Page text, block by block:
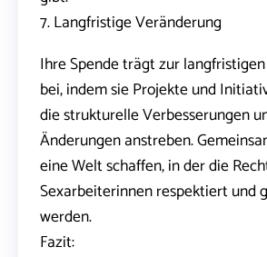
7. Langfristige Veränderung
Ihre Spende trägt zur
bei, indem sie Projekte und
die strukturelle Verbesserungen
Änderungen anstreben.
eine Welt schaffen, in der die
Sexarbeiterinnen respektiert und
werden.
Fazit: